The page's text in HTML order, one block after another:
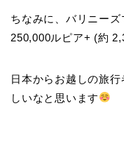
ちなみに、バリニー
250,000ルピア+ (約
日本からお越しの旅
しいなと思います